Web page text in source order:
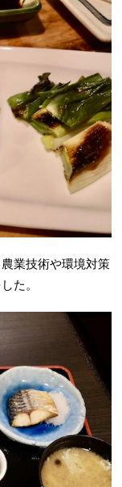
業技術や環境対策
た。